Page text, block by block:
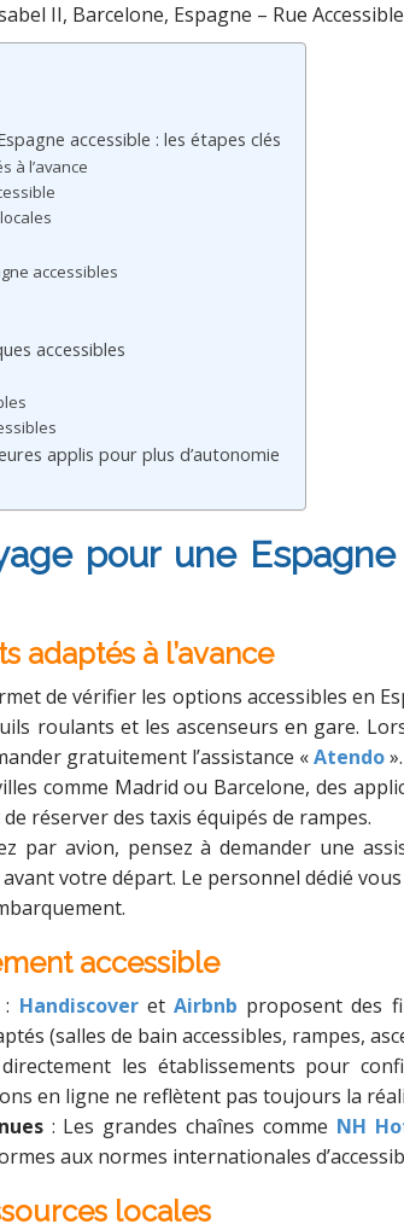
II, Barcelone, Espagne – Rue Accessible
accessible : les étapes clés
à l’avance
accessibles
accessibles
applis pour plus d’autonomie
pour une
adaptés à l’avance
de vérifier les options accessibles en
roulants et les ascenseurs en gare.
gratuitement l’assistance «Atendo».
comme Madrid ou Barcelone, des
réserver des taxis équipés de rampes.
par avion, pensez à demander une
votre départ. Le personnel dédié
accessible
: HandiscoveretAirbnb proposent des
(salles de bain accessibles, rampes,
les établissements pour
en ligne ne reflètent pas toujours la
: Les grandes chaînes comme NH
aux normes internationales
locales